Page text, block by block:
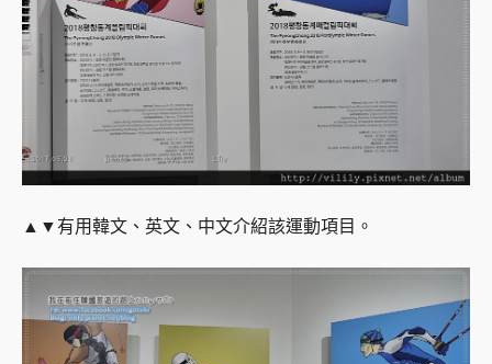
▲▼ 有用韓文、英文、中文介紹該運動項目。